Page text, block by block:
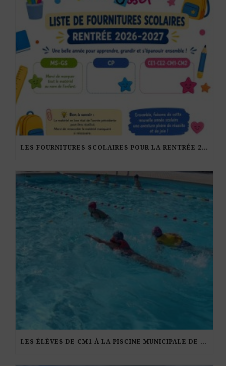
LES FOURNITURES SCOLAIRES POUR LA RENTRÉE 2026-27
LES ÉLÈVES DE CM1 À LA PISCINE MUNICIPALE DE KERDURAND